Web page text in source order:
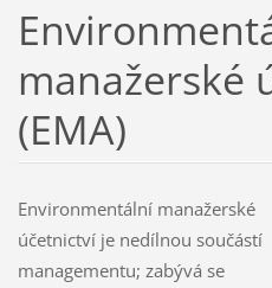
manažerské
(EMA)
Environmentální manažerské
účetnictví je nedílnou součástí
managementu; zabývá se